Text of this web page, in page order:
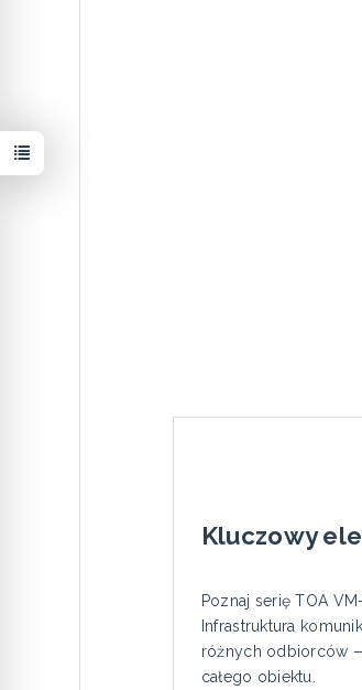
Kluczowy
Poznaj serię TOA
Infrastruktura
różnych odbiorców
całego obiektu.